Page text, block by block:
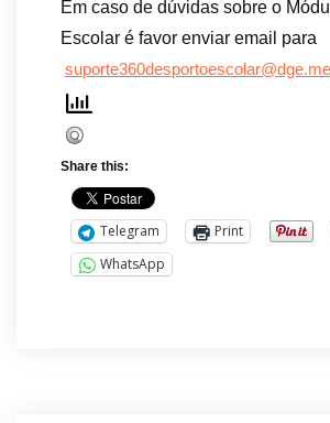
Em caso de dúvidas sobre o
Escolar é favor enviar email para
Share this:
Telegram Print
WhatsApp